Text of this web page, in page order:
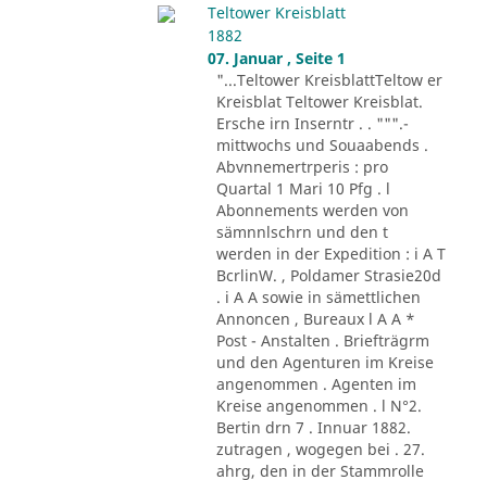
Teltower Kreisblatt
1882
07. Januar , Seite 1
"...Teltower KreisblattTeltow er
Kreisblat Teltower Kreisblat.
Ersche irn Inserntr . . """.-
mittwochs und Souaabends .
Abvnnemertrperis : pro
Quartal 1 Mari 10 Pfg . l
Abonnements werden von
sämnnlschrn und den t
werden in der Expedition : i A T
BcrlinW. , Poldamer Strasie20d
. i A A sowie in sämettlichen
Annoncen , Bureaux l A A *
Post - Anstalten . Briefträgrm
und den Agenturen im Kreise
angenommen . Agenten im
Kreise angenommen . l N°2.
Bertin drn 7 . Innuar 1882.
zutragen , wogegen bei . 27.
ahrg, den in der Stammrolle